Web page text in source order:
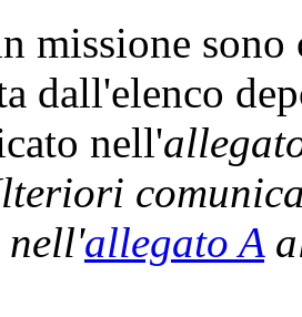
missione sono
dall'elenco
nell'
nell'allegato A